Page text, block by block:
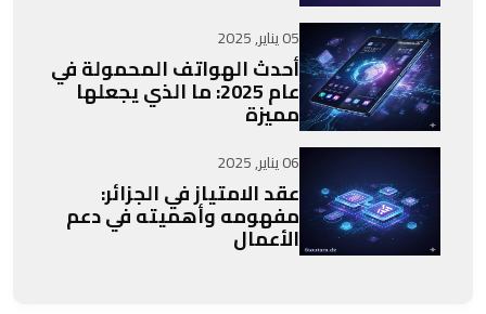
05 يناير, 2025
أحدث الهواتف المحمولة في
عام 2025: ما الذي يجعلها
مميزة
06 يناير, 2025
عقد الامتياز في الجزائر:
مفهومه وأهميته في دعم
الأعمال